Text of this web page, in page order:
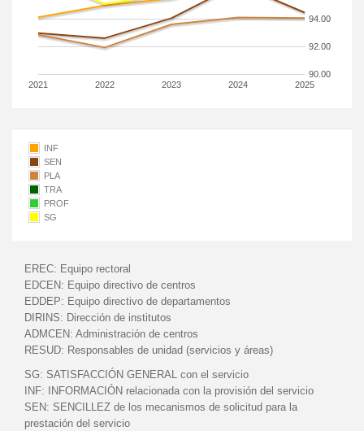
2021 2022 2023 2024 2025
90.00
92.00
94.00
INF
SEN
PLA
TRA
PROF
SG
EREC: Equipo rectoral
EDCEN: Equipo directivo de centros
EDDEP: Equipo directivo de departamentos
DIRINS: Dirección de institutos
ADMCEN: Administración de centros
RESUD: Responsables de unidad (servicios y áreas)
SG: SATISFACCIÓN GENERAL con el servicio
INF:
INFORMACIÓN relacionada con la provisión del servicio
SEN: SENCILLEZ de los mecanismos de solicitud para la
prestación del servicio